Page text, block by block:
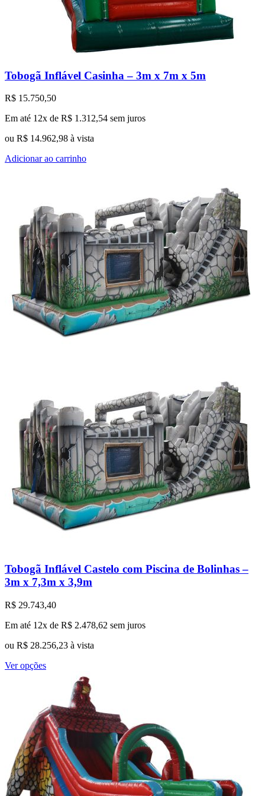
Tobogã Inflável Casinha – 3m x 7m x 5m
R$ 15.750,50
Em até 12x de R$ 1.312,54 sem juros
ou R$ 14.962,98 à vista
Adicionar ao carrinho
Tobogã Inflável Castelo com Piscina de Bolinhas –
3m x 7,3m x 3,9m
R$ 29.743,40
Em até 12x de R$ 2.478,62 sem juros
ou R$ 28.256,23 à vista
Ver opçõesEste
variantes.
As
opções
podem
ser
escolhidas
na
página
do